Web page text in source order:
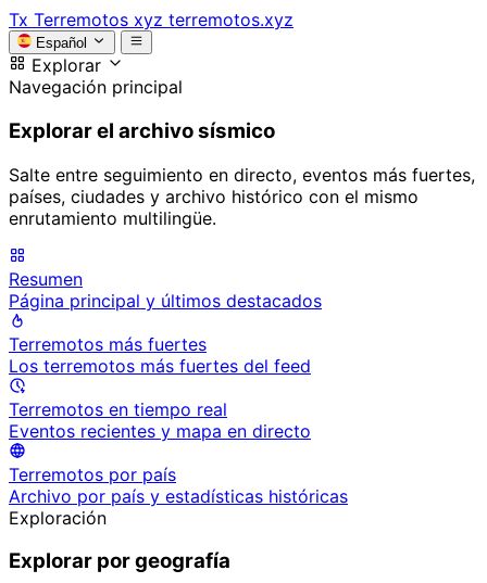
Tx Terremotos xyz terremotos.xyz
Español
Explorar
Navegación principal
Explorar el archivo sísmico
Salte entre seguimiento en directo, eventos más fuertes,
países, ciudades y archivo histórico con el mismo
enrutamiento multilingüe.
Resumen
Página principal y últimos destacados
Terremotos más fuertes
Los terremotos más fuertes del feed
Terremotos en tiempo real
Eventos recientes y mapa en directo
Terremotos por país
Archivo por país y estadísticas históricas
Exploración
Explorar por geografía